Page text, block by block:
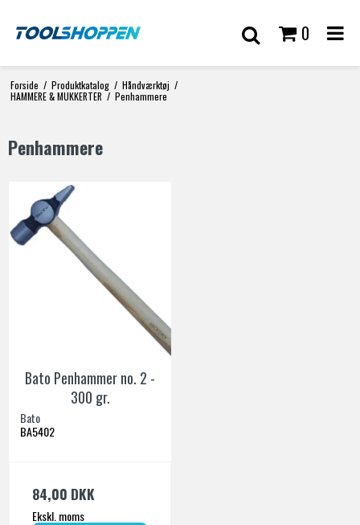
0
Forside / Produktkatalog / Håndværktøj /
HAMMERE & MUKKERTER / Penhammere
Penhammere
Bato Penhammer no. 2 -
300 gr.
Bato
BA5402
84,00 DKK
Ekskl. moms